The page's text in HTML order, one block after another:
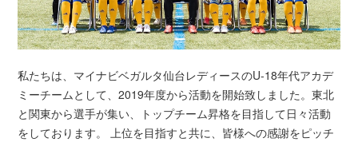
私たちは、マイナビベガルタ仙台レディースのU-18年代アカデ
ミーチームとして、2019年度から活動を開始致しました。東北
と関東から選手が集い、トップチーム昇格を目指して日々活動
をしております。 上位を目指すと共に、皆様への感謝をピッチ